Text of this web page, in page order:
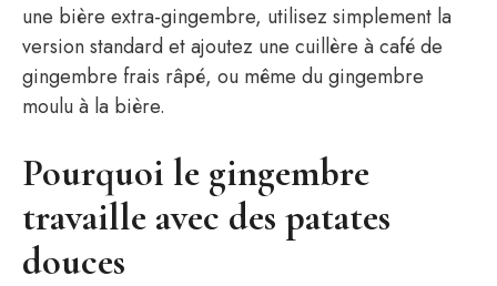
une bière extra-gingembre, utilisez simplement la
version standard et ajoutez une cuillère à café de
gingembre frais râpé, ou même du gingembre
moulu à la bière.
Pourquoi le gingembre
travaille avec des patates
douces